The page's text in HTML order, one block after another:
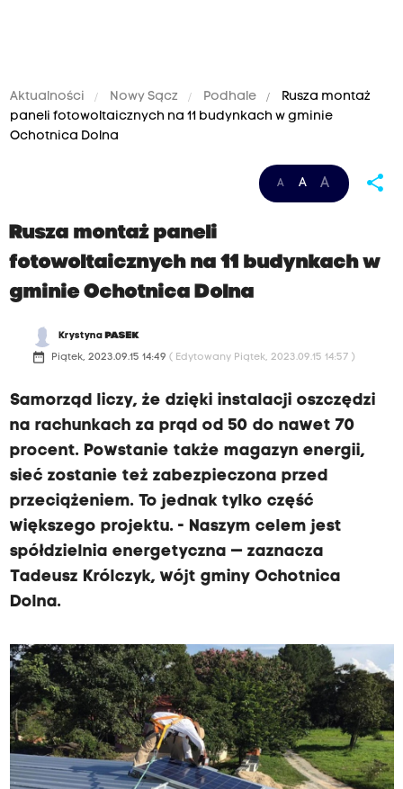
Aktualności Nowy Sącz Podhale
Rusza montaż
paneli fotowoltaicznych na 11 budynkach w gminie
Ochotnica Dolna
A A A share
Rusza montaż paneli
fotowoltaicznych na 11 budynkach w
gminie Ochotnica Dolna
Krystyna PASEK
date_range Piątek, 2023.09.15 14:49 ( Edytowany Piątek, 2023.09.15 14:57 )
Samorząd liczy, że dzięki instalacji oszczędzi
na rachunkach za prąd od 50 do nawet 70
procent. Powstanie także magazyn energii,
sieć zostanie też zabezpieczona przed
przeciążeniem. To jednak tylko część
większego projektu. - Naszym celem jest
spółdzielnia energetyczna — zaznacza
Tadeusz Królczyk, wójt gminy Ochotnica
Dolna.